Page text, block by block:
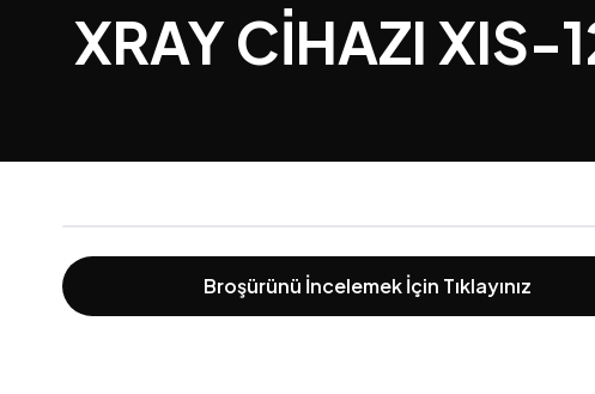
XRAY CİHAZI XIS-
Broşürünü İncelemek İçin Tıklayınız